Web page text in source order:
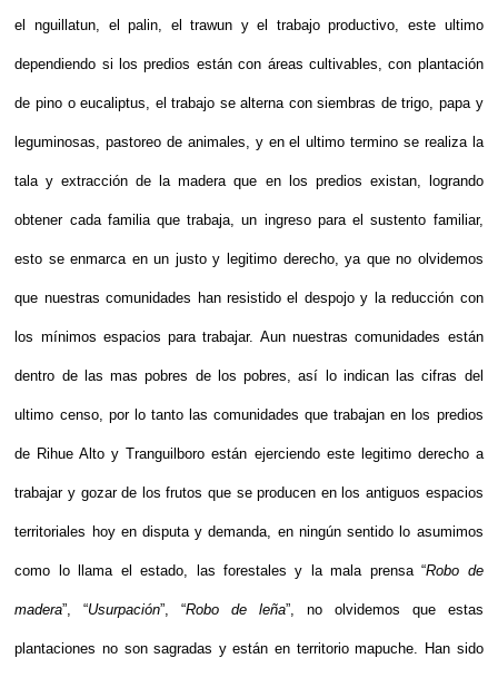
el nguillatun, el palin, el trawun y el trabajo productivo, este ultimo
dependiendo si los predios están con áreas cultivables, con plantación
de pino o eucaliptus, el trabajo se alterna con siembras de trigo, papa y
leguminosas, pastoreo de animales, y en el ultimo termino se realiza la
tala y extracción de la madera que en los predios existan, logrando
obtener cada familia que trabaja, un ingreso para el sustento familiar,
esto se enmarca en un justo y legitimo derecho, ya que no olvidemos
que nuestras comunidades han resistido el despojo y la reducción con
los mínimos espacios para trabajar. Aun nuestras comunidades están
dentro de las mas pobres de los pobres, así lo indican las cifras del
ultimo censo, por lo tanto las comunidades que trabajan en los predios
de Rihue Alto y Tranguilboro están ejerciendo este legitimo derecho a
trabajar y gozar de los frutos que se producen en los antiguos espacios
territoriales hoy en disputa y demanda, en ningún sentido lo asumimos
como lo llama el estado, las forestales y la mala prensa “Robo de
madera”, “Usurpación”, “Robo de leña”, no olvidemos que estas
plantaciones no son sagradas y están en territorio mapuche. Han sido